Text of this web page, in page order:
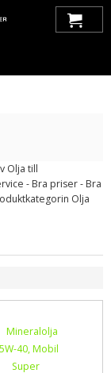
900 OG (1979-1993)
Olja till
- Bra priser - Bra
Olja